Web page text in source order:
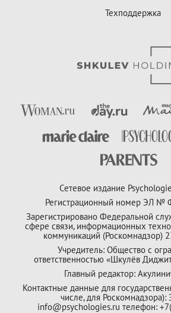
Техподдержка
Сетевое издание
Регистрационный номер ЭЛ №
Зарегистрировано Федеральной
сфере связи, информационных
коммуникаций (Роскомнадзор)
Учредитель: Общество с
ответственностью «Шкулёв
Главный редактор:
Контактные данные для
числе, для Роскомнадзора):
info@psychologies.ru телефон: